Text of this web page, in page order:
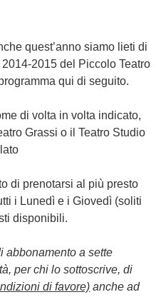
quest’anno siamo lieti di
2015 del Piccolo Teatro
qui di seguito.
di volta in volta indicato,
Grassi o il Teatro Studio
di prenotarsi al più presto
i Lunedì e i Giovedì (soliti
disponibili.
abbonamento a sette
per chi lo sottoscrive, di
di favore) anche ad